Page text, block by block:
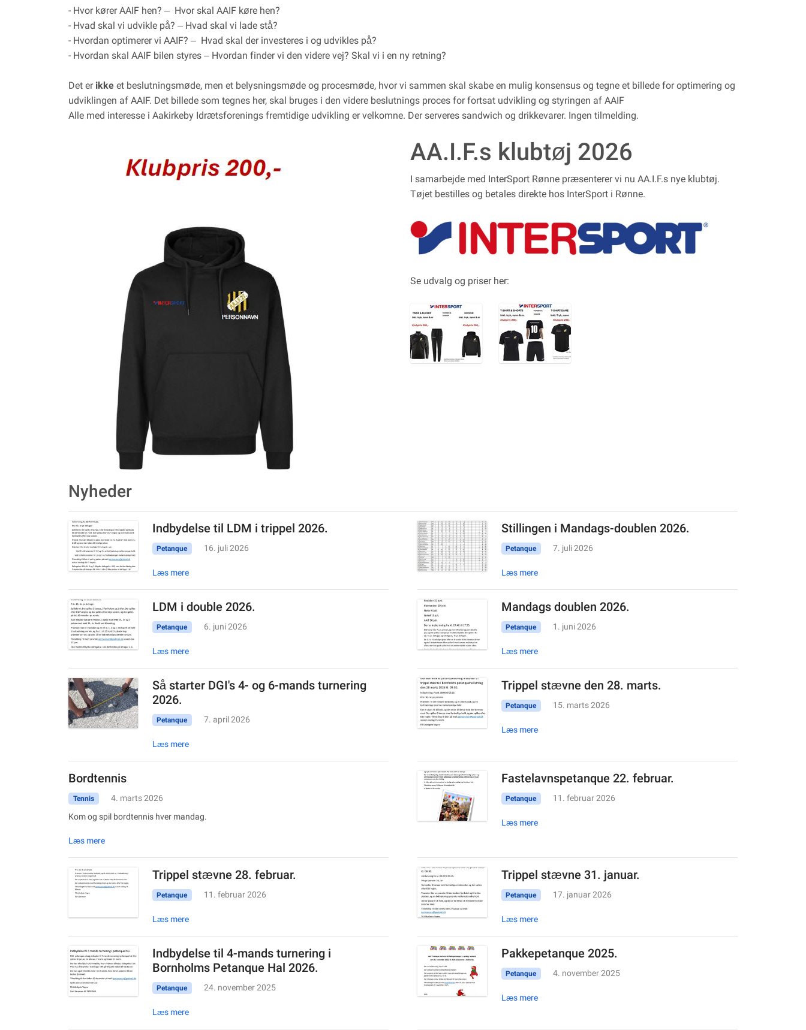
- Hvor kører AAIF hen? – Hvor skal AAIF køre hen?
- Hvad skal vi udvikle på? – Hvad skal vi lade stå?
- Hvordan optimerer vi AAIF? – Hvad skal der investeres i og udvikles på?
- Hvordan skal AAIF bilen styres – Hvordan finder vi den videre vej? Skal vi i en ny retning?
Det er ikke et beslutningsmøde, men et belysningsmøde og procesmøde, hvor vi sammen skal skabe en mulig konsensus og tegne et billede for optimering og
udviklingen af AAIF. Det billede som tegnes her, skal bruges i den videre beslutnings proces for fortsat udvikling og styringen af AAIF
Alle med interesse i Aakirkeby Idrætsforenings fremtidige udvikling er velkomne. Der serveres sandwich og drikkevarer. Ingen tilmelding.
AA.I.F.s klubtøj 2026
I samarbejde med InterSport Rønne præsenterer vi nu AA.I.F.s nye klubtøj.
Tøjet bestilles og betales direkte hos InterSport i Rønne.
Se udvalg og priser her:
Nyheder
Indbydelse til LDM i trippel 2026.
Petanque 16. juli 2026
Læs mere
Stillingen i Mandags-doublen 2026.
Petanque 7. juli 2026
Læs mere
LDM i double 2026.
Petanque 6. juni 2026
Læs mere
Mandags doublen 2026.
Petanque 1. juni 2026
Læs mere
Så starter DGI's 4- og 6-mands turnering
2026.
Petanque 7. april 2026
Læs mere
Trippel stævne den 28. marts.
Petanque 15. marts 2026
Læs mere
Bordtennis
Tennis
4. marts 2026
Kom og spil bordtennis hver mandag.
Læs mere
Fastelavnspetanque 22. februar.
Petanque 11. februar 2026
Læs mere
Trippel stævne 28. februar.
Petanque 11. februar 2026
Læs mere
Trippel stævne 31. januar.
Petanque 17. januar 2026
Læs mere
Indbydelse til 4-mands turnering i
Bornholms Petanque Hal 2026.
Petanque 24. november 2025
Læs mere
Pakkepetanque 2025.
Petanque 4. november 2025
Læs mere